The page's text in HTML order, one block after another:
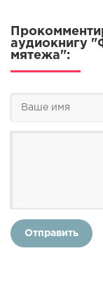
аудиокнигу
мятежа":
Отправить